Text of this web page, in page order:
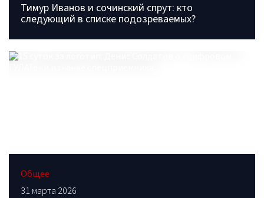
Тимур Иванов и сочинский спрут: кто
следующий в списке подозреваемых?
Общее
31 марта 2026